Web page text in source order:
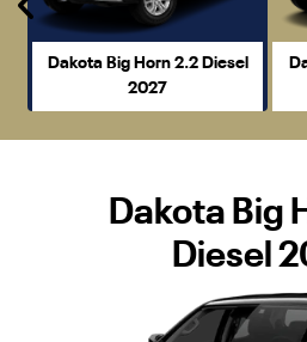
Dakota Big Horn 2.2 Diesel
2027
Anterior
Dakota Big
Diesel